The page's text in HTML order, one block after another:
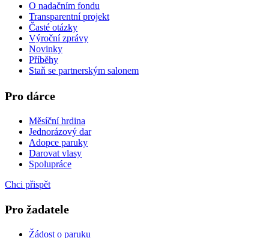
O nadačním fondu
Transparentní projekt
Časté otázky
Výroční zprávy
Novinky
Příběhy
Staň se partnerským salonem
Pro dárce
Měsíční hrdina
Jednorázový dar
Adopce paruky
Darovat vlasy
Spolupráce
Chci přispět
Pro žadatele
Žádost o paruku